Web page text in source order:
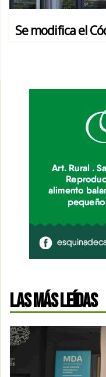
Se modifica el
LAS MÁS LEÍDAS